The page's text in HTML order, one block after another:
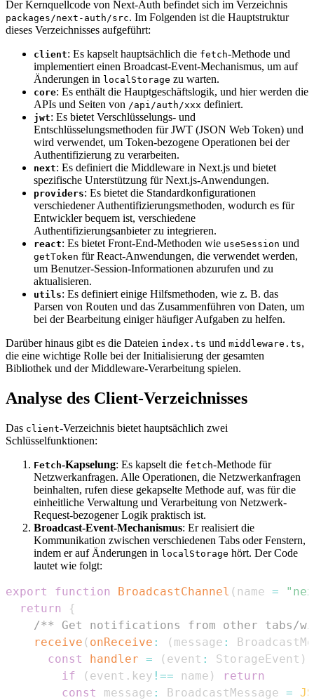
Der Kernquellcode von Next-Auth befindet sich im Verzeichnis
packages/next-auth/src. Im Folgenden ist die Hauptstruktur
dieses Verzeichnisses aufgeführt:
client: Es kapselt hauptsächlich die fetch-Methode und
implementiert einen Broadcast-Event-Mechanismus, um auf
Änderungen in localStorage zu warten.
core: Es enthält die Hauptgeschäftslogik, und hier werden die
APIs und Seiten von /api/auth/xxx definiert.
jwt: Es bietet Verschlüsselungs- und
Entschlüsselungsmethoden für JWT (JSON Web Token) und
wird verwendet, um Token-bezogene Operationen bei der
Authentifizierung zu verarbeiten.
next: Es definiert die Middleware in Next.js und bietet
spezifische Unterstützung für Next.js-Anwendungen.
providers: Es bietet die Standardkonfigurationen
verschiedener Authentifizierungsmethoden, wodurch es für
Entwickler bequem ist, verschiedene
Authentifizierungsanbieter zu integrieren.
react: Es bietet Front-End-Methoden wie useSession und
getToken für React-Anwendungen, die verwendet werden,
um Benutzer-Session-Informationen abzurufen und zu
aktualisieren.
utils: Es definiert einige Hilfsmethoden, wie z. B. das
Parsen von Routen und das Zusammenführen von Daten, um
bei der Bearbeitung einiger häufiger Aufgaben zu helfen.
Darüber hinaus gibt es die Dateien index.ts und middleware.ts,
die eine wichtige Rolle bei der Initialisierung der gesamten
Bibliothek und der Middleware-Verarbeitung spielen.
Analyse des Client-Verzeichnisses
Das client-Verzeichnis bietet hauptsächlich zwei
Schlüsselfunktionen:
Fetch-Kapselung: Es kapselt die fetch-Methode für
Netzwerkanfragen. Alle Operationen, die Netzwerkanfragen
beinhalten, rufen diese gekapselte Methode auf, was für die
einheitliche Verwaltung und Verarbeitung von Netzwerk-
Request-bezogener Logik praktisch ist.
Broadcast-Event-Mechanismus: Er realisiert die
Kommunikation zwischen verschiedenen Tabs oder Fenstern,
indem er auf Änderungen in localStorage hört. Der Code
lautet wie folgt:
export function BroadcastChannel ( name =
return
{
/** Get notifications from other tabs/
receive ( onReceive : ( message :
const
handler = ( event : StorageEvent )
if
( event . key !== name )
return
const
message : BroadcastMessage =